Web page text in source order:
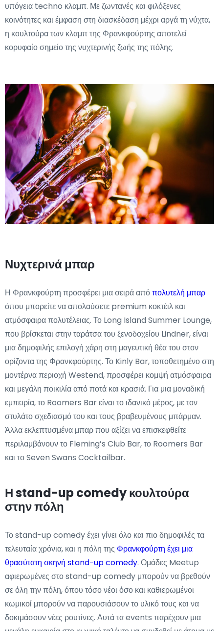
υπόγεια techno κλαμπ. Με ζωντανές και φιλόξενες
κοινότητες και έμφαση στη διασκέδαση μέχρι αργά τη νύχτα,
η κουλτούρα των κλαμπ της Φρανκφούρτης αποτελεί
κορυφαίο σημείο της νυχτερινής ζωής της πόλης.
Νυχτερινά μπαρ
Η Φρανκφούρτη προσφέρει μια σειρά απόπολυτελή μπαρ
όπου μπορείτε να απολαύσετε premium κοκτέιλ και
ατμόσφαιρα πολυτέλειας. Το Long Island Summer Lounge,
που βρίσκεται στην ταράτσα του ξενοδοχείου Lindner, είναι
μια δημοφιλής επιλογή χάρη στη μαγευτική θέα του στον
ορίζοντα της Φρανκφούρτης. Το Kinly Bar, τοποθετημένο στη
μοντέρνα περιοχή Westend, προσφέρει κομψή ατμόσφαιρα
και μεγάλη ποικιλία από ποτά και κρασιά. Για μια μοναδική
εμπειρία, το Roomers Bar είναι το ιδανικό μέρος, με τον
στυλάτο σχεδιασμό του και τους βραβευμένους μπάρμαν.
Άλλα εκλεπτυσμένα μπαρ που αξίζει να επισκεφθείτε
περιλαμβάνουν το Fleming’s Club Bar, το Roomers Bar
και το Seven Swans Cocktailbar.
Η stand-up comedy κουλτούρα
στην πόλη
Το stand-up comedy έχει γίνει όλο και πιο δημοφιλές τα
τελευταία χρόνια, και η πόλη της Φρανκφούρτη έχει μια
θρασύτατη σκηνή stand-up comedy. Ομάδες Meetup
αφιερωμένες στο stand-up comedy μπορούν να βρεθούν
σε όλη την πόλη, όπου τόσο νέοι όσο και καθιερωμένοι
κωμικοί μπορούν να παρουσιάσουν το υλικό τους και να
δοκιμάσουν νέες ρουτίνες. Αυτά τα events παρέχουν μια